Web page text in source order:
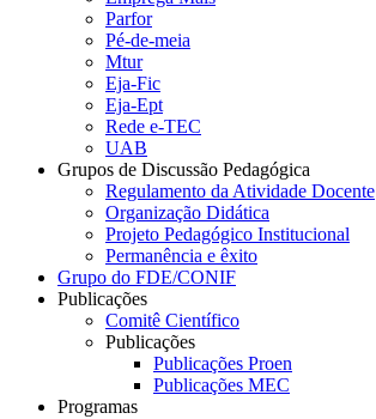
Parfor
Pé-de-meia
Mtur
Eja-Fic
Eja-Ept
Rede e-TEC
UAB
Grupos de Discussão Pedagógica
Regulamento da Atividade Docente
Organização Didática
Projeto Pedagógico Institucional
Permanência e êxito
Grupo do FDE/CONIF
Publicações
Comitê Científico
Publicações
Publicações Proen
Publicações MEC
Programas